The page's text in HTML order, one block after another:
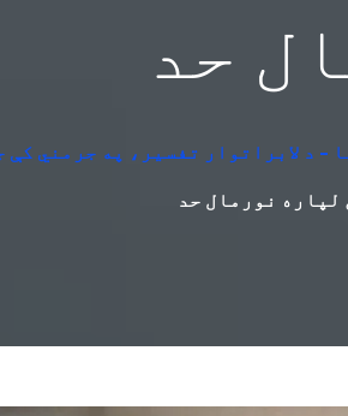
حد
- د لابراتوار تفسیر، په جرمني کې
لپاره نورمال حد